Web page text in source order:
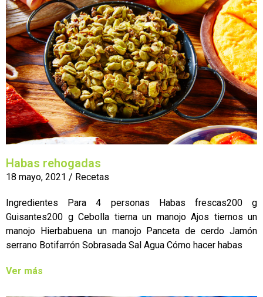
Habas rehogadas
18 mayo, 2021 / Recetas
Ingredientes Para 4 personas Habas frescas200 g
Guisantes200 g Cebolla tierna un manojo Ajos tiernos un
manojo Hierbabuena un manojo Panceta de cerdo Jamón
serrano Botifarrón Sobrasada Sal Agua Cómo hacer habas
Ver más